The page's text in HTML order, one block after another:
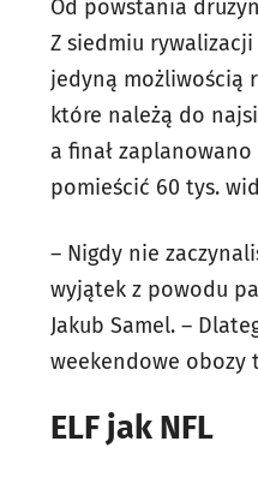
Od powstania
Z siedmiu
jedyną możliwością
które należą do
a finał
pomieścić 60 tys.
– Nigdy nie
wyjątek z powodu
Jakub Samel. –
weekendowe obozy
ELF jak NFL